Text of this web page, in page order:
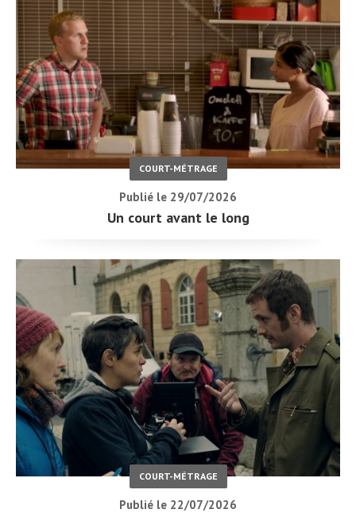
COURT-MÉTRAGE
Publié le 29/07/2026
Un court avant le long
COURT-MÉTRAGE
Publié le 22/07/2026